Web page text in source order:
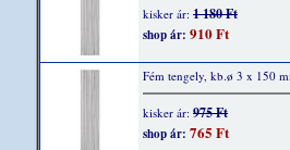
kisker ár: 1 180 Ft
shop ár: 910 Ft
Fém tengely, kb.ø 3 x 150
kisker ár: 975 Ft
shop ár: 765 Ft